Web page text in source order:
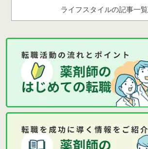
ライフスタイルの記事一覧